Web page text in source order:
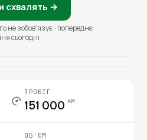
схвалять →
не зобовʼязує · попереднє
сьогодні
ПРОБІГ
151 000 км
ОБ'ЄМ